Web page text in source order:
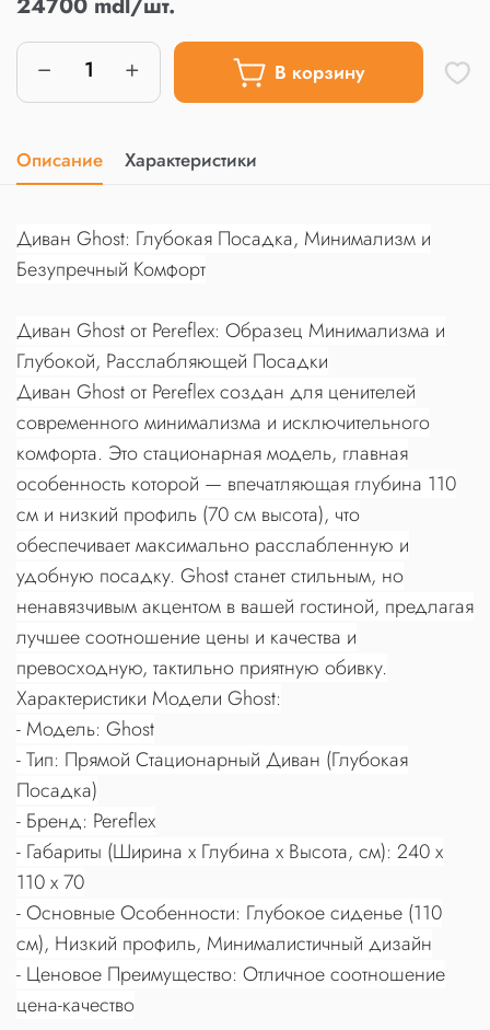
В корзину
Описание Характеристики
Диван Ghost: Глубокая Посадка, Минимализм и
Безупречный Комфорт
Диван Ghost от Pereflex: Образец Минимализма и
Глубокой, Расслабляющей Посадки
Диван Ghost от Pereflex создан для ценителей
современного минимализма и исключительного
комфорта. Это стационарная модель, главная
особенность которой — впечатляющая глубина 110
см и низкий профиль (70 см высота), что
обеспечивает максимально расслабленную и
удобную посадку. Ghost станет стильным, но
ненавязчивым акцентом в вашей гостиной, предлагая
лучшее соотношение цены и качества и
превосходную, тактильно приятную обивку.
Характеристики Модели Ghost:
- Модель: Ghost
- Тип: Прямой Стационарный Диван (Глубокая
Посадка)
- Бренд: Pereflex
- Габариты (Ширина x Глубина x Высота, см): 240 x
110 x 70
- Основные Особенности: Глубокое сиденье (110
см), Низкий профиль, Минималистичный дизайн
- Ценовое Преимущество: Отличное соотношение
цена-качество